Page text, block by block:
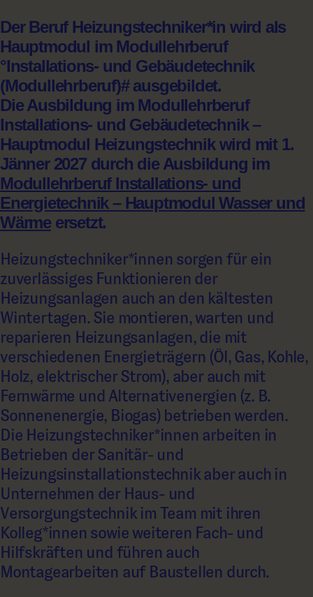
Der Beruf Heizungstechniker*in wird als
Hauptmodul im Modullehrberuf
°Installations- und Gebäudetechnik
(Modullehrberuf)# ausgebildet.
Die Ausbildung im Modullehrberuf
Installations- und Gebäudetechnik –
Hauptmodul Heizungstechnik wird mit 1.
Jänner 2027 durch die Ausbildung im
Modullehrberuf Installations- und
Energietechnik – Hauptmodul Wasser und
Wärme ersetzt.
Heizungstechniker*innen sorgen für ein
zuverlässiges Funktionieren der
Heizungsanlagen auch an den kältesten
Wintertagen. Sie montieren, warten und
reparieren Heizungsanlagen, die mit
verschiedenen Energieträgern (Öl, Gas, Kohle,
Holz, elektrischer Strom), aber auch mit
Fernwärme und Alternativenergien (z. B.
Sonnenenergie, Biogas) betrieben werden.
Die Heizungstechniker*innen arbeiten in
Betrieben der Sanitär- und
Heizungsinstallationstechnik aber auch in
Unternehmen der Haus- und
Versorgungstechnik im Team mit ihren
Kolleg*innen sowie weiteren Fach- und
Hilfskräften und führen auch
Montagearbeiten auf Baustellen durch.